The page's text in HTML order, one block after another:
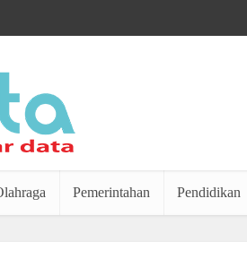
Pemerintahan Pendidikan